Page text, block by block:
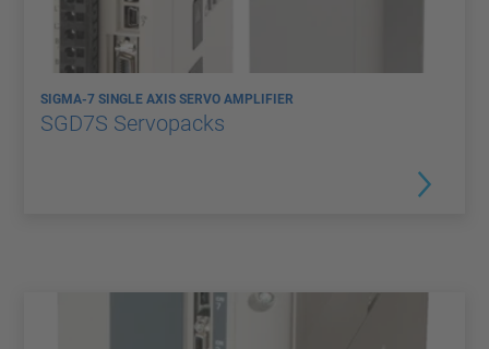
SIGMA-7 SINGLE AXIS SERVO AMPLIFIER
SGD7S Servopacks